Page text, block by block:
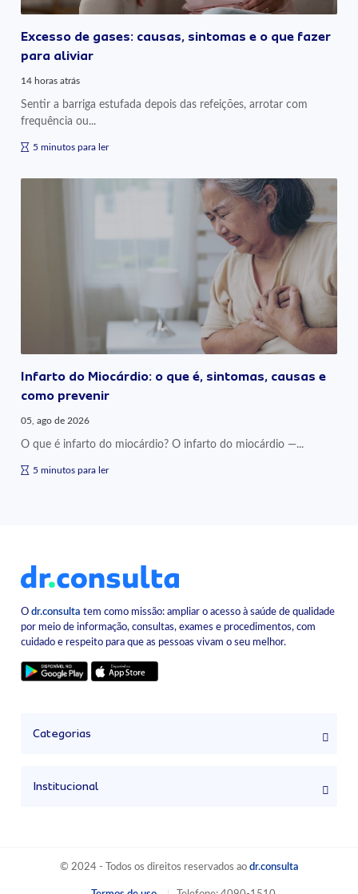
Excesso de gases: causas, sintomas e o que fazer
para aliviar
14 horas atrás
Sentir a barriga estufada depois das refeições, arrotar com
frequência ou...
5 minutos para ler
Infarto do Miocárdio: o que é, sintomas, causas e
como prevenir
05, ago de 2026
O que é infarto do miocárdio? O infarto do miocárdio —...
5 minutos para ler
Odr.consulta tem como missão: ampliar o acesso à saúde de qualidade
por meio de informação, consultas, exames e procedimentos, com
cuidado e respeito para que as pessoas vivam o seu melhor.
Categorias
Institucional
© 2024 - Todos os direitos reservados ao dr.consulta